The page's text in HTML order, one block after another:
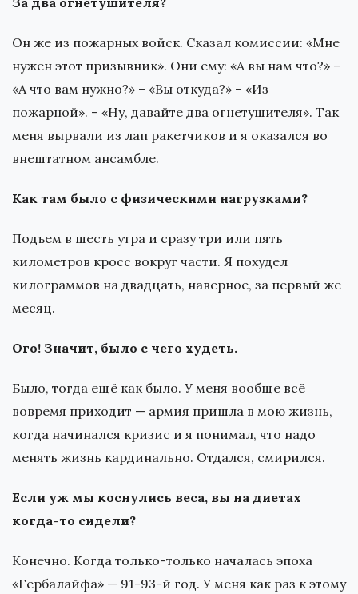
Он же из пожарных войск. Сказал комиссии: «Мне
нужен этот призывник». Они ему: «А вы нам что?» –
«А что вам нужно?» – «Вы откуда?» – «Из
пожарной». – «Ну, давайте два огнетушителя». Так
меня вырвали из лап ракетчиков и я оказался во
внештатном ансамбле.
Как там было с физическими нагрузками?
Подъем в шесть утра и сразу три или пять
километров кросс вокруг части. Я похудел
килограммов на двадцать, наверное, за первый же
месяц.
Ого! Значит, было с чего худеть.
Было, тогда ещё как было. У меня вообще всё
вовремя приходит — армия пришла в мою жизнь,
когда начинался кризис и я понимал, что надо
менять жизнь кардинально. Отдался, смирился.
Если уж мы коснулись веса, вы на диетах
когда-то сидели?
Конечно. Когда только-только началась эпоха
«Гербалайфа» — 91-93-й год. У меня как раз к этому